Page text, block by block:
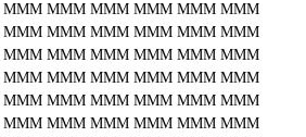
MMM MMM MMM MMM MMM MMM
MMM MMM MMM MMM MMM MMM
MMM MMM MMM MMM MMM MMM
MMM MMM MMM MMM MMM MMM
MMM MMM MMM MMM MMM MMM
MMM MMM MMM MMM MMM MMM